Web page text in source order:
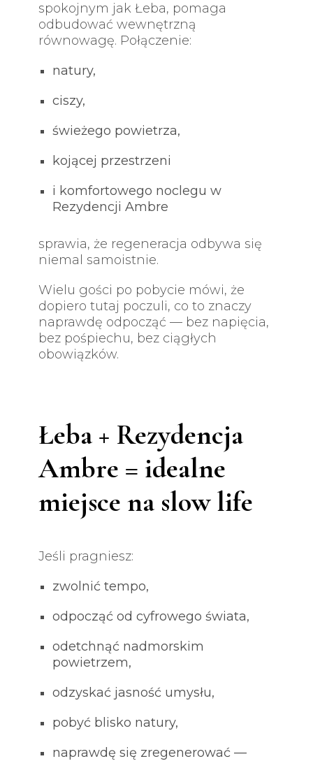
spokojnym jak Łeba, pomaga
odbudować wewnętrzną
równowagę. Połączenie:
natury,
ciszy,
świeżego powietrza,
kojącej przestrzeni
i komfortowego noclegu w
Rezydencji Ambre
sprawia, że regeneracja odbywa się
niemal samoistnie.
Wielu gości po pobycie mówi, że
dopiero tutaj poczuli, co to znaczy
naprawdę odpocząć — bez napięcia,
bez pośpiechu, bez ciągłych
obowiązków.
Łeba + Rezydencja
Ambre = idealne
miejsce na slow life
Jeśli pragniesz:
zwolnić tempo,
odpocząć od cyfrowego świata,
odetchnąć nadmorskim
powietrzem,
odzyskać jasność umysłu,
pobyć blisko natury,
naprawdę się zregenerować —